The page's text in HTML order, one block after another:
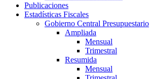
Publicaciones
Estadísticas Fiscales
Gobierno Central Presupuestario
Ampliada
Mensual
Trimestral
Resumida
Mensual